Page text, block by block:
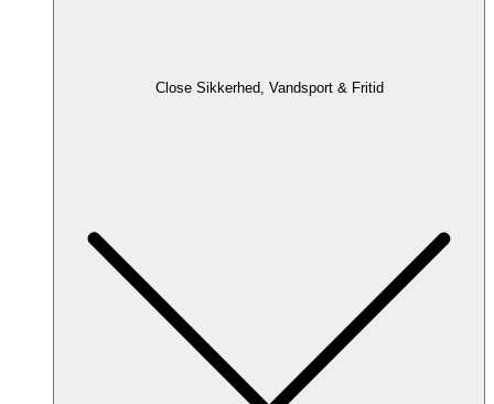
Close Sikkerhed, Vandsport & Fritid